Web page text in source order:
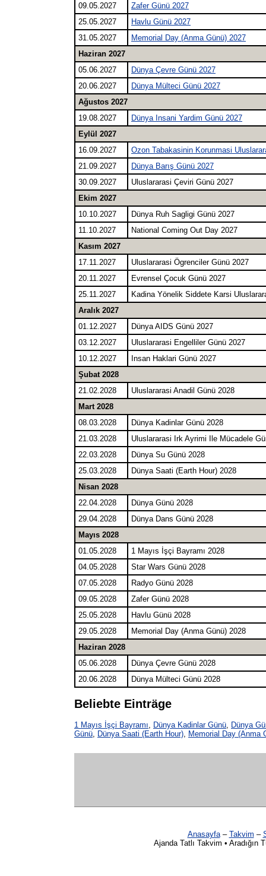
09.05.2027
Zafer Günü 2027
25.05.2027
Havlu Günü 2027
31.05.2027
Memorial Day (Anma Günü) 2027
Haziran 2027
05.06.2027
Dünya Çevre Günü 2027
20.06.2027
Dünya Mülteci Günü 2027
Ağustos 2027
19.08.2027
Dünya Insani Yardim Günü 2027
Eylül 2027
16.09.2027
Ozon Tabakasinin Korunmasi
21.09.2027
Dünya Barış Günü 2027
30.09.2027
Uluslararasi Çeviri Günü 2027
Ekim 2027
10.10.2027
Dünya Ruh Sagligi Günü 2027
11.10.2027
National Coming Out Day 2027
Kasım 2027
17.11.2027
Uluslararasi Ögrenciler Günü 2027
20.11.2027
Evrensel Çocuk Günü 2027
25.11.2027
Kadina Yönelik Siddete Karsi
Aralık 2027
01.12.2027
Dünya AIDS Günü 2027
03.12.2027
Uluslararasi Engelliler Günü 2027
10.12.2027
Insan Haklari Günü 2027
Şubat 2028
21.02.2028
Uluslararasi Anadil Günü 2028
Mart 2028
08.03.2028
Dünya Kadinlar Günü 2028
21.03.2028
Uluslararasi Irk Ayrimi Ile Mücadele
22.03.2028
Dünya Su Günü 2028
25.03.2028
Dünya Saati (Earth Hour) 2028
Nisan 2028
22.04.2028
Dünya Günü 2028
29.04.2028
Dünya Dans Günü 2028
Mayıs 2028
01.05.2028
1 Mayıs İşçi Bayramı 2028
04.05.2028
Star Wars Günü 2028
07.05.2028
Radyo Günü 2028
09.05.2028
Zafer Günü 2028
25.05.2028
Havlu Günü 2028
29.05.2028
Memorial Day (Anma Günü) 2028
Haziran 2028
05.06.2028
Dünya Çevre Günü 2028
20.06.2028
Dünya Mülteci Günü 2028
Beliebte Einträge
1 Mayıs İşçi Bayramı, Dünya Kadinlar Günü, Dünya
Günü, Dünya Saati (Earth Hour), Memorial Day (Anma
Anasayfa– Takvim –
Ajanda Tatlı Takvim •